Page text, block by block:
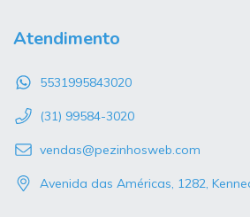
Atendimento
5531995843020
(31) 99584-3020
vendas@pezinhosweb.com
Avenida das Américas, 1282,